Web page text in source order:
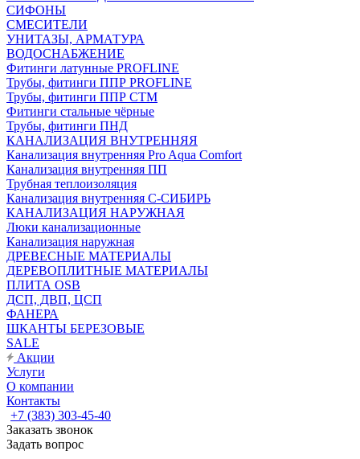
СИФОНЫ
СМЕСИТЕЛИ
УНИТАЗЫ, АРМАТУРА
ВОДОСНАБЖЕНИЕ
Фитинги латунные PROFLINE
Трубы, фитинги ППР PROFLINE
Трубы, фитинги ППР СТМ
Фитинги стальные чёрные
Трубы, фитинги ПНД
КАНАЛИЗАЦИЯ ВНУТРЕННЯЯ
Канализация внутренняя Pro Aqua Comfort
Канализация внутренняя ПП
Трубная теплоизоляция
Канализация внутренняя С-СИБИРЬ
КАНАЛИЗАЦИЯ НАРУЖНАЯ
Люки канализационные
Канализация наружная
ДРЕВЕСНЫЕ МАТЕРИАЛЫ
ДЕРЕВОПЛИТНЫЕ МАТЕРИАЛЫ
ПЛИТА OSB
ДСП, ДВП, ЦСП
ФАНЕРА
ШКАНТЫ БЕРЕЗОВЫЕ
SALE
Акции
Услуги
О компании
Контакты
+7 (383) 303-45-40
Заказать звонок
Задать вопрос